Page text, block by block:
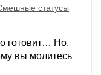
статусы
готовит… Но,
вы молитесь